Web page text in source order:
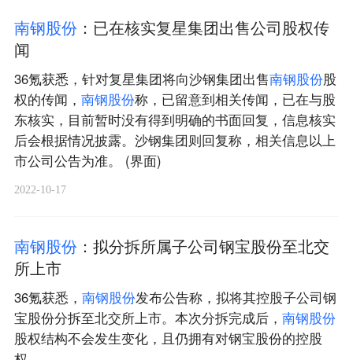
南钢股份：已在核实复星集团出售公司股权传
闻
36氪获悉，针对复星集团将向沙钢集团出售南钢股份股
权的传闻， 南钢股份称，已留意到相关传闻，已在与股
东核实，目前暂时没有得到明确的书面回复，信息核实
后会根据情况披露。沙钢集团则回复称，相关信息以上
市公司公告为准。 (界面)
2022-10-17
南钢股份：拟分拆所属子公司钢宝股份至北交
所上市
36氪获悉， 南钢股份发布公告称，拟将其控股子公司钢
宝股份分拆至北交所上市。本次分拆完成后， 南钢股份
股权结构不会发生变化，且仍拥有对钢宝股份的控股